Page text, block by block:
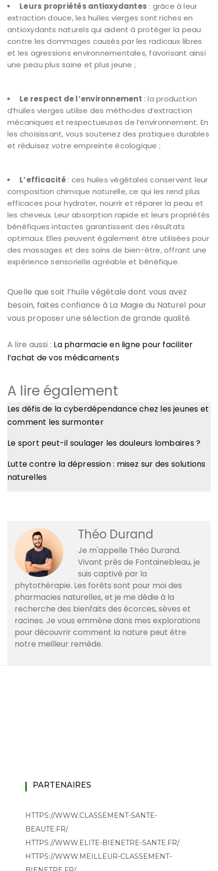
Leurs propriétés antioxydantes : grâce à leur
extraction douce, les huiles vierges sont riches en
antioxydants naturels qui aident à protéger la peau
contre les dommages causés par les radicaux libres
et les agressions environnementales, favorisant ainsi
une peau plus saine et plus jeune ;
Le respect de l’environnement : la production
d’huiles vierges utilise des méthodes d’extraction
mécaniques et respectueuses de l’environnement. En
les choisissant, vous soutenez des pratiques durables
et réduisez votre empreinte écologique ;
L’efficacité : ces huiles végétales conservent leur
composition chimique naturelle, ce qui les rend plus
efficaces pour hydrater, nourrir et réparer la peau et
les cheveux. Leur absorption rapide et leurs propriétés
bénéfiques intactes garantissent des résultats
optimaux. Elles peuvent également être utilisées pour
des massages et des soins de bien-être, offrant une
expérience sensorielle agréable et bénéfique.
Quelle que soit l’huile végétale dont vous avez
besoin, faites confiance à La Magie du Naturel pour
vous proposer une sélection de grande qualité.
A lire aussi : La pharmacie en ligne pour faciliter
l’achat de vos médicaments
A lire également
Les défis de la cyberdépendance chez les jeunes et
comment les surmonter
Le sport peut-il soulager les douleurs lombaires ?
Lutte contre la dépression : misez sur des solutions
naturelles
Théo Durand
Je m'appelle Théo Durand.
Vivant près de Fontainebleau, je
suis captivé par la
phytothérapie. Les forêts sont pour moi des
pharmacies naturelles, et je me dédie à la
recherche des bienfaits des écorces, sèves et
racines. Je vous emmène dans mes explorations
pour découvrir comment la nature peut être
notre meilleur remède.
PARTENAIRES
HTTPS://WWW.CLASSEMENT-SANTE-
BEAUTE.FR/
HTTPS://WWW.ELITE-BIENETRE-SANTE.FR/
HTTPS://WWW.MEILLEUR-CLASSEMENT-